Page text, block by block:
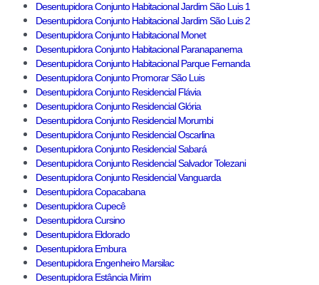
Desentupidora Conjunto Habitacional Jardim São Luis 1
Desentupidora Conjunto Habitacional Jardim São Luis 2
Desentupidora Conjunto Habitacional Monet
Desentupidora Conjunto Habitacional Paranapanema
Desentupidora Conjunto Habitacional Parque Fernanda
Desentupidora Conjunto Promorar São Luis
Desentupidora Conjunto Residencial Flávia
Desentupidora Conjunto Residencial Glória
Desentupidora Conjunto Residencial Morumbi
Desentupidora Conjunto Residencial Oscarlina
Desentupidora Conjunto Residencial Sabará
Desentupidora Conjunto Residencial Salvador Tolezani
Desentupidora Conjunto Residencial Vanguarda
Desentupidora Copacabana
Desentupidora Cupecê
Desentupidora Cursino
Desentupidora Eldorado
Desentupidora Embura
Desentupidora Engenheiro Marsilac
Desentupidora Estância Mirim